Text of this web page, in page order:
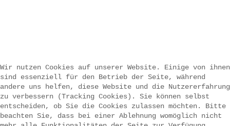
.
Wir nutzen Cookies auf unserer Website. Einige von ihnen
sind essenziell für den Betrieb der Seite, während
andere uns helfen, diese Website und die Nutzererfahrung
zu verbessern (Tracking Cookies). Sie können selbst
entscheiden, ob Sie die Cookies zulassen möchten. Bitte
beachten Sie, dass bei einer Ablehnung womöglich nicht